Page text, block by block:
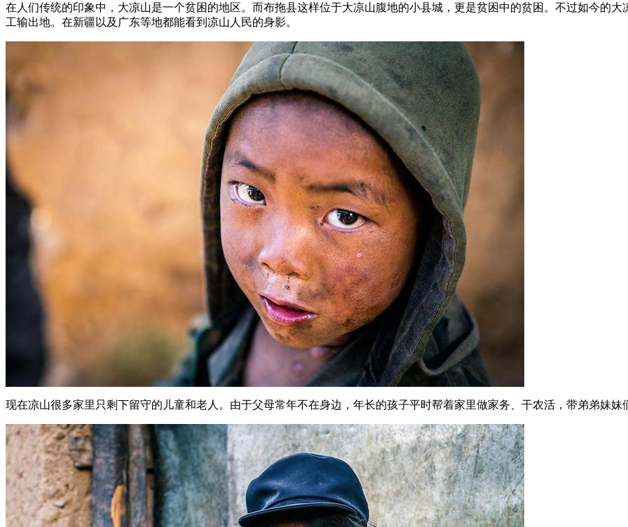
在人们传统的印象中，大凉山是一个贫困的地区。而布拖县这样位于大凉山腹地的小县城，更是贫困中的贫困。不过如今的
工输出地。在新疆以及广东等地都能看到凉山人民的身影。
现在凉山很多家里只剩下留守的儿童和老人。由于父母常年不在身边，年长的孩子平时帮着家里做家务、干农活，带弟弟妹妹